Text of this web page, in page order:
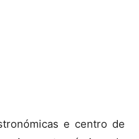
e centro de